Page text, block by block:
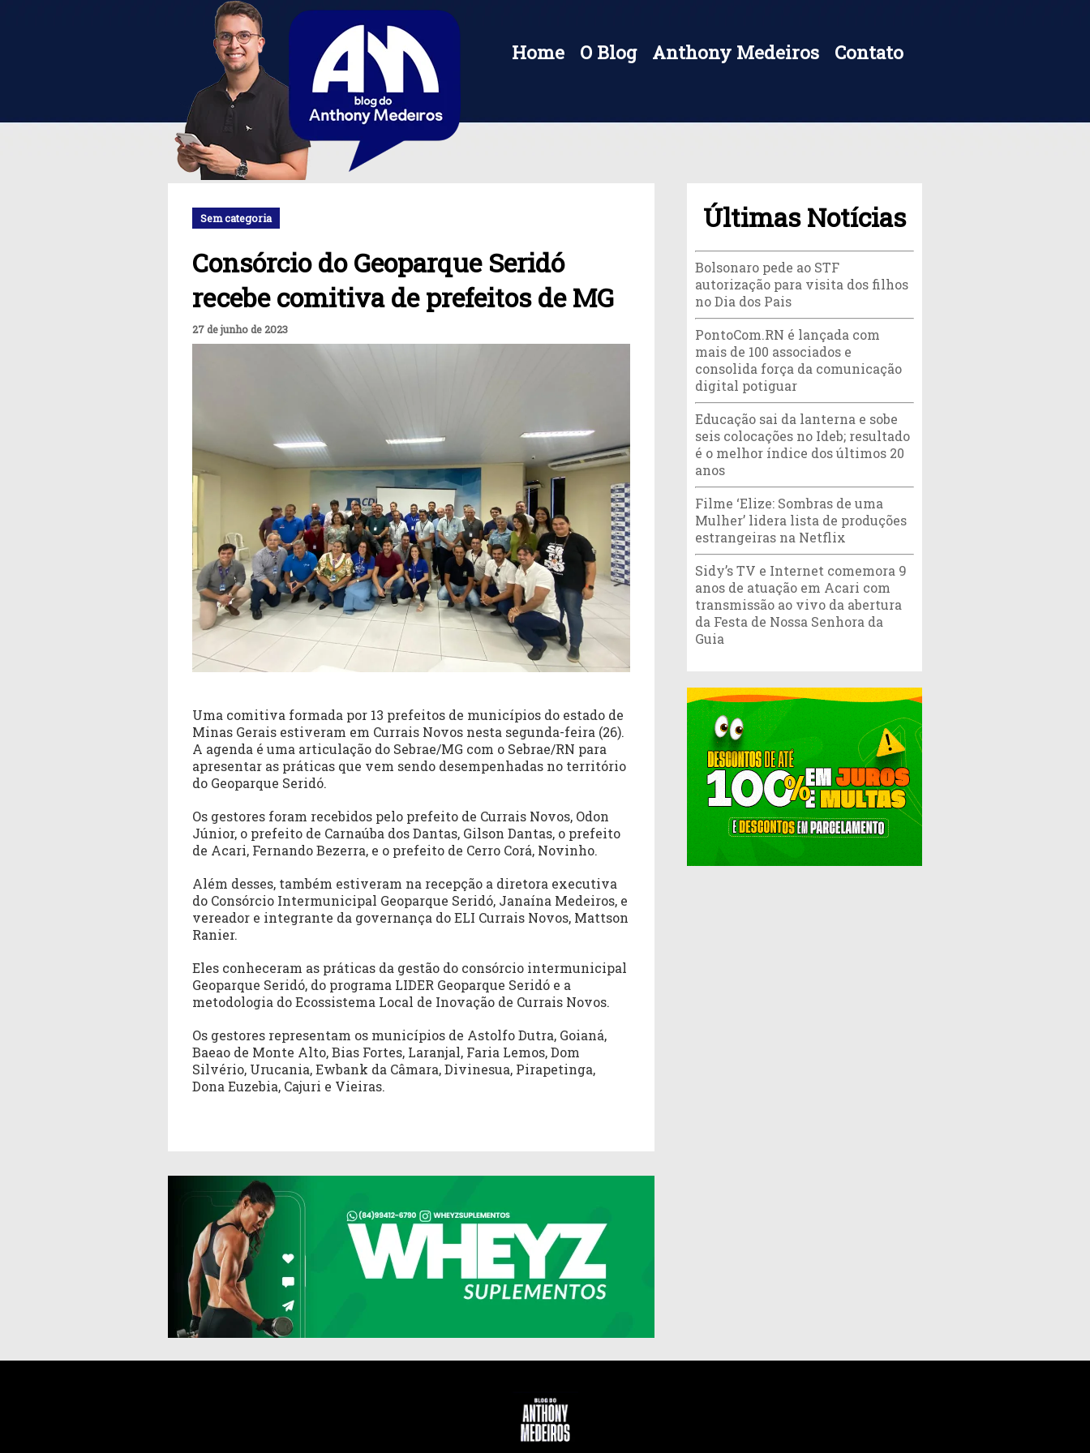
Home O Blog Anthony Medeiros Contato
Sem categoria
Consórcio do Geoparque Seridó
recebe comitiva de prefeitos de MG
27 de junho de 2023
Uma comitiva formada por 13 prefeitos de municípios do estado de
Minas Gerais estiveram em Currais Novos nesta segunda-feira (26).
A agenda é uma articulação do Sebrae/MG com o Sebrae/RN para
apresentar as práticas que vem sendo desempenhadas no território
do Geoparque Seridó.
Os gestores foram recebidos pelo prefeito de Currais Novos, Odon
Júnior, o prefeito de Carnaúba dos Dantas, Gilson Dantas, o prefeito
de Acari, Fernando Bezerra, e o prefeito de Cerro Corá, Novinho.
Além desses, também estiveram na recepção a diretora executiva
do Consórcio Intermunicipal Geoparque Seridó, Janaína Medeiros, e
vereador e integrante da governança do ELI Currais Novos, Mattson
Ranier.
Eles conheceram as práticas da gestão do consórcio intermunicipal
Geoparque Seridó, do programa LIDER Geoparque Seridó e a
metodologia do Ecossistema Local de Inovação de Currais Novos.
Os gestores representam os municípios de Astolfo Dutra, Goianá,
Baeao de Monte Alto, Bias Fortes, Laranjal, Faria Lemos, Dom
Silvério, Urucania, Ewbank da Câmara, Divinesua, Pirapetinga,
Dona Euzebia, Cajuri e Vieiras.
Últimas Notícias
Bolsonaro pede ao STF
autorização para visita dos filhos
no Dia dos Pais
PontoCom.RN é lançada com
mais de 100 associados e
consolida força da comunicação
digital potiguar
Educação sai da lanterna e sobe
seis colocações no Ideb; resultado
é o melhor índice dos últimos 20
anos
Filme ‘Elize: Sombras de uma
Mulher’ lidera lista de produções
estrangeiras na Netflix
Sidy’s TV e Internet comemora 9
anos de atuação em Acari com
transmissão ao vivo da abertura
da Festa de Nossa Senhora da
Guia